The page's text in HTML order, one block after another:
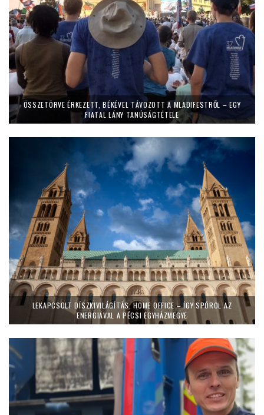
ÖSSZETÖRVE ÉRKEZETT, BÉKÉVEL TÁVOZOTT A MLADIFESTRŐL – EGY
FIATAL LÁNY TANÚSÁGTÉTELE
LEKAPCSOLT DÍSZKIVILÁGÍTÁS, HOME OFFICE – ÍGY SPÓROL AZ
ENERGIÁVAL A PÉCSI EGYHÁZMEGYE